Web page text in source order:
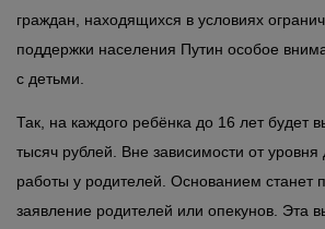
граждан, находящихся в условиях
поддержки населения Путин особое
с детьми.
Так, на каждого ребёнка до 16 лет будет
тысяч рублей. Вне зависимости от
работы у родителей. Основанием станет
заявление родителей или опекунов. Эта